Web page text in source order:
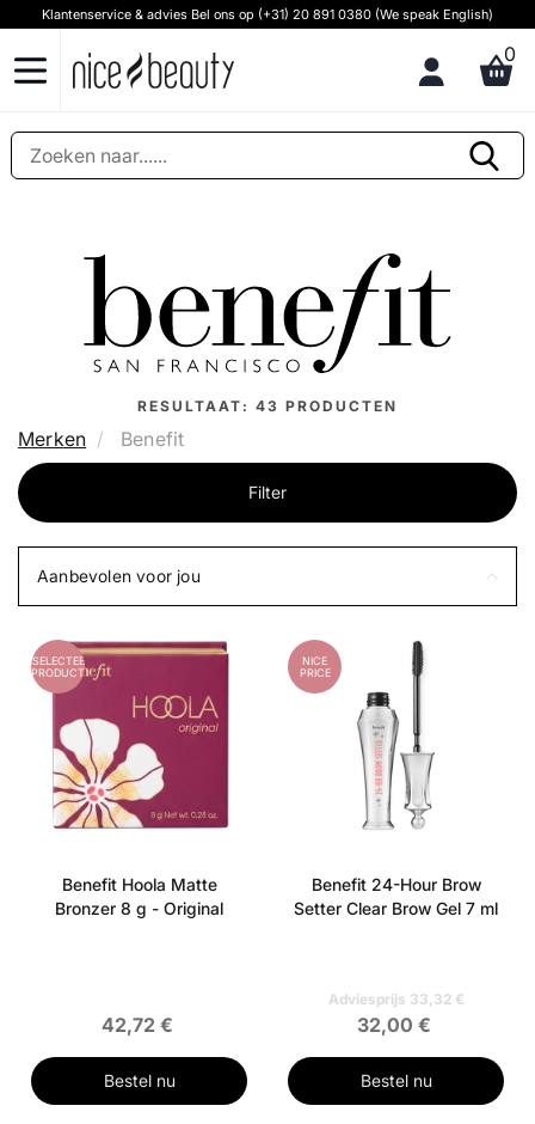
Klantenservice & advies Bel ons op (+31) 20 891 0380 (We speak English)
0
RESULTAAT: 43 PRODUCTEN
Merken Benefit
Filter
Aanbevolen voor jou
GESELECTEERD
PRODUCT
Benefit Hoola Matte
Bronzer 8 g - Original
42,72 €
Bestel nu
NICE
PRICE
Benefit 24-Hour Brow
Setter Clear Brow Gel 7 ml
Adviesprijs 33,32 €
32,00 €
Bestel nu